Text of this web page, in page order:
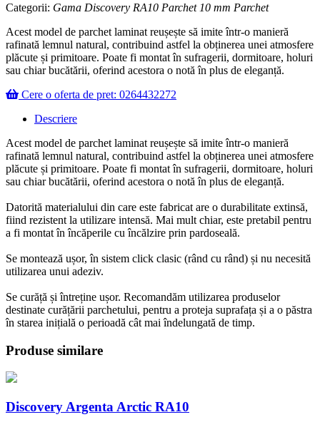
Categorii: Gama Discovery RA10 Parchet 10 mm Parchet
Acest model de parchet laminat reușește să imite într-o manieră
rafinată lemnul natural, contribuind astfel la obținerea unei atmosfere
plăcute și primitoare. Poate fi montat în sufragerii, dormitoare, holuri
sau chiar bucătării, oferind acestora o notă în plus de eleganță.
Cere o oferta de pret: 0264432272
Descriere
Acest model de parchet laminat reușește să imite într-o manieră
rafinată lemnul natural, contribuind astfel la obținerea unei atmosfere
plăcute și primitoare. Poate fi montat în sufragerii, dormitoare, holuri
sau chiar bucătării, oferind acestora o notă în plus de eleganță.
Datorită materialului din care este fabricat are o durabilitate extinsă,
fiind rezistent la utilizare intensă. Mai mult chiar, este pretabil pentru
a fi montat în încăperile cu încălzire prin pardoseală.
Se montează ușor, în sistem click clasic (rând cu rând) și nu necesită
utilizarea unui adeziv.
Se curăță și întreține ușor. Recomandăm utilizarea produselor
destinate curățării parchetului, pentru a proteja suprafața și a o păstra
în starea inițială o perioadă cât mai îndelungată de timp.
Produse similare
Discovery Argenta Arctic RA10